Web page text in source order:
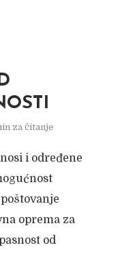
za čitanje
i određene
oprema za
od